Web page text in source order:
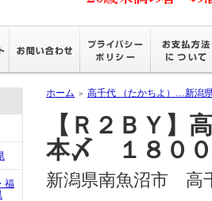
福
ホーム ＞ 高千代 （たかちよ）…新潟
【Ｒ２ＢＹ
本〆 １８００
新潟県南魚沼市 高